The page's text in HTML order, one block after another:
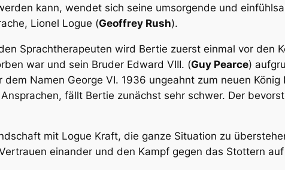
kann, wendet sich seine umsorgende und
Lionel Logue (Geoffrey Rush).
Sprachtherapeuten wird Bertie zuerst einmal vor den
war und sein Bruder Edward VIII. (Guy Pearce)
Namen George VI. 1936 ungeahnt zum neuen
fällt Bertie zunächst sehr schwer. Der
mit Logue Kraft, die ganze Situation zu
einander und den Kampf gegen das Stottern